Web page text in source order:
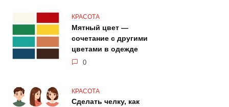
КРАСОТА
Мятный цвет —
сочетание с другими
цветами в одежде
0
КРАСОТА
Сделать челку, как